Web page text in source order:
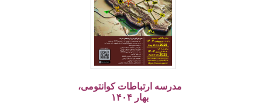
مدرسه ارتباطات کوانتومی،
بهار ۱۴۰۴